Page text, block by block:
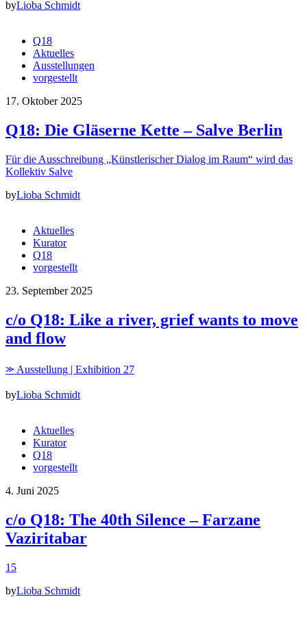
byLioba Schmidt
Q18
Aktuelles
Ausstellungen
vorgestellt
17. Oktober 2025
Q18: Die Gläserne Kette – Salve Berlin
Für die Ausschreibung „Künstlerischer Dialog im Raum“ wird das
Kollektiv Salve
byLioba Schmidt
Aktuelles
Kurator
Q18
vorgestellt
23. September 2025
c/o Q18: Like a river, grief wants to move
and flow
⪼ Ausstellung | Exhibition 27
byLioba Schmidt
Aktuelles
Kurator
Q18
vorgestellt
4. Juni 2025
c/o Q18: The 40th Silence – Farzane
Vaziritabar
15
byLioba Schmidt